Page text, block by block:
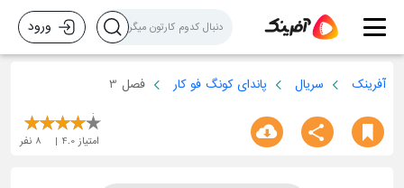
ورود
آفرینک سریال پاندای کونگ فو کار فصل 3
امتیاز 4.0
8 نفر